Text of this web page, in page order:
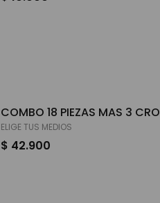
COMBO 18 PIEZAS MAS 3
ELIGE TUS MEDIOS
$ 42.900